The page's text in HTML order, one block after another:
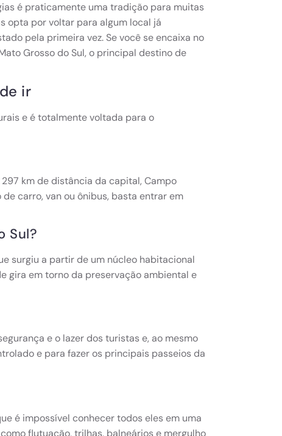
é praticamente uma tradição para muitas
opta por voltar para algum local já
pela primeira vez. Se você se encaixa no
Grosso do Sul, o principal destino de
ir
e é totalmente voltada para o
km de distância da capital, Campo
carro, van ou ônibus, basta entrar em
Sul?
surgiu a partir de um núcleo habitacional
gira em torno da preservação ambiental e
e o lazer dos turistas e, ao mesmo
e para fazer os principais passeios da
é impossível conhecer todos eles em uma
flutuação, trilhas, balneários e mergulho